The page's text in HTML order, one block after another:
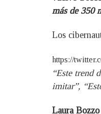
más de 350
Los
https://
“Este trend
imitar”,
Laura